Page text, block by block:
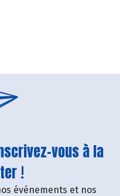
vous à la
!
événements et nos